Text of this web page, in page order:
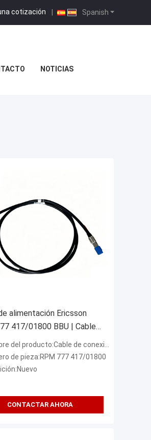
Spanish
cotización |
NOTICIAS
alimentación Ericsson
417/01800 BBU | Cable
de la estación base
del producto:Cable de conexión de fibra óptica
de pieza:RPM 777 417/01800
CONTACTAR AHORA